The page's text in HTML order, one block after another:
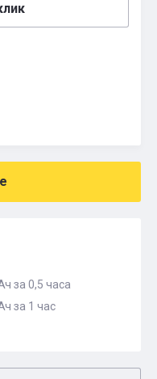
за 0,5 часа
за 1 час